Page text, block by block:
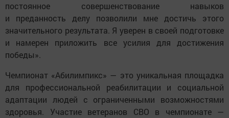
постоянное совершенствование навыков
и преданность делу позволили мне достичь этого
значительного результата. Я уверен в своей подготовке
и намерен приложить все усилия для достижения
победы».
Чемпионат «Абилимпикс» — это уникальная площадка
для профессиональной реабилитации и социальной
адаптации людей с ограниченными возможностями
здоровья. Участие ветеранов СВО в чемпионате —